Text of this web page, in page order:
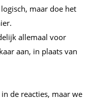
maar doe het
allemaal voor
aan, in plaats van
de reacties, maar we